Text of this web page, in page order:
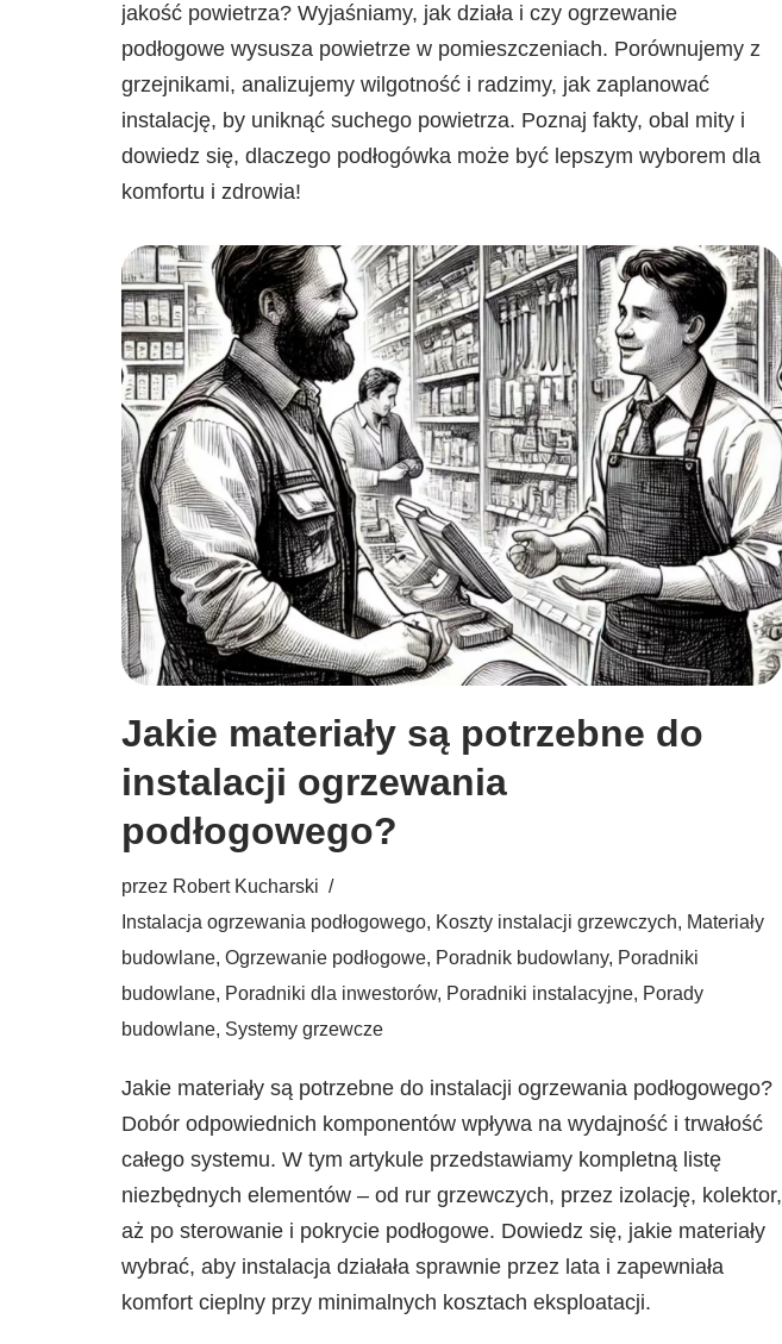
jakość powietrza? Wyjaśniamy, jak działa i czy ogrzewanie
podłogowe wysusza powietrze w pomieszczeniach. Porównujemy z
grzejnikami, analizujemy wilgotność i radzimy, jak zaplanować
instalację, by uniknąć suchego powietrza. Poznaj fakty, obal mity i
dowiedz się, dlaczego podłogówka może być lepszym wyborem dla
komfortu i zdrowia!
Jakie materiały są potrzebne do
instalacji ogrzewania
podłogowego?
przez Robert Kucharski
Instalacja ogrzewania podłogowego, Koszty instalacji grzewczych, Materiały
budowlane, Ogrzewanie podłogowe, Poradnik budowlany, Poradniki
budowlane, Poradniki dla inwestorów, Poradniki instalacyjne, Porady
budowlane, Systemy grzewcze
Jakie materiały są potrzebne do instalacji ogrzewania podłogowego?
Dobór odpowiednich komponentów wpływa na wydajność i trwałość
całego systemu. W tym artykule przedstawiamy kompletną listę
niezbędnych elementów – od rur grzewczych, przez izolację, kolektor,
aż po sterowanie i pokrycie podłogowe. Dowiedz się, jakie materiały
wybrać, aby instalacja działała sprawnie przez lata i zapewniała
komfort cieplny przy minimalnych kosztach eksploatacji.